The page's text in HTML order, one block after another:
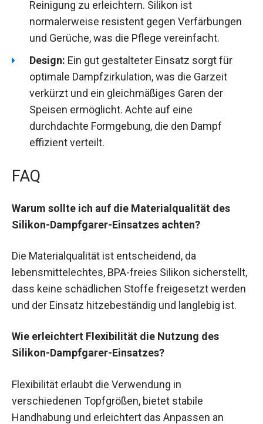
Reinigung zu erleichtern. Silikon ist
normalerweise resistent gegen Verfärbungen
und Gerüche, was die Pflege vereinfacht.
Design: Ein gut gestalteter Einsatz sorgt für
optimale Dampfzirkulation, was die Garzeit
verkürzt und ein gleichmäßiges Garen der
Speisen ermöglicht. Achte auf eine
durchdachte Formgebung, die den Dampf
effizient verteilt.
FAQ
Warum sollte ich auf die Materialqualität des
Silikon-Dampfgarer-Einsatzes achten?
Die Materialqualität ist entscheidend, da
lebensmittelechtes, BPA-freies Silikon sicherstellt,
dass keine schädlichen Stoffe freigesetzt werden
und der Einsatz hitzebeständig und langlebig ist.
Wie erleichtert Flexibilität die Nutzung des
Silikon-Dampfgarer-Einsatzes?
Flexibilität erlaubt die Verwendung in
verschiedenen Topfgrößen, bietet stabile
Handhabung und erleichtert das Anpassen an